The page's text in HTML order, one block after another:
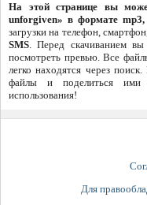
На этой странице вы
unforgiven» в формате mp3,
загрузки на телефон,
SMS. Перед скачиванием
посмотреть превью. Все
легко находятся через
файлы и поделиться ими
использования!
Для